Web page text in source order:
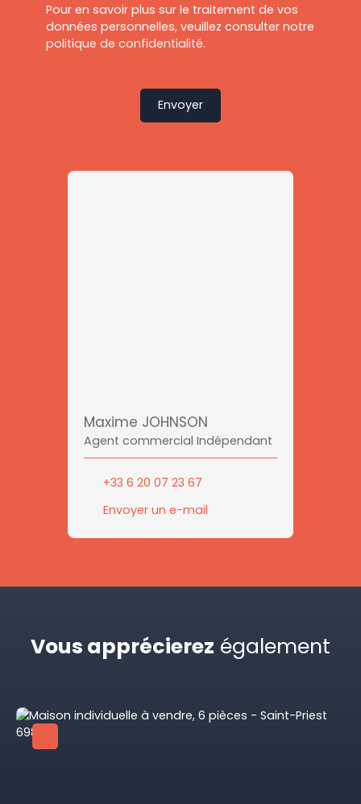
Pour en savoir plus sur le traitement de vos
données personnelles, veuillez consulter notre
politique de confidentialité.
Envoyer
Maxime JOHNSON
Agent commercial Indépendant
+33 6 20 07 23 67
Envoyer un e-mail
Vous apprécierez également